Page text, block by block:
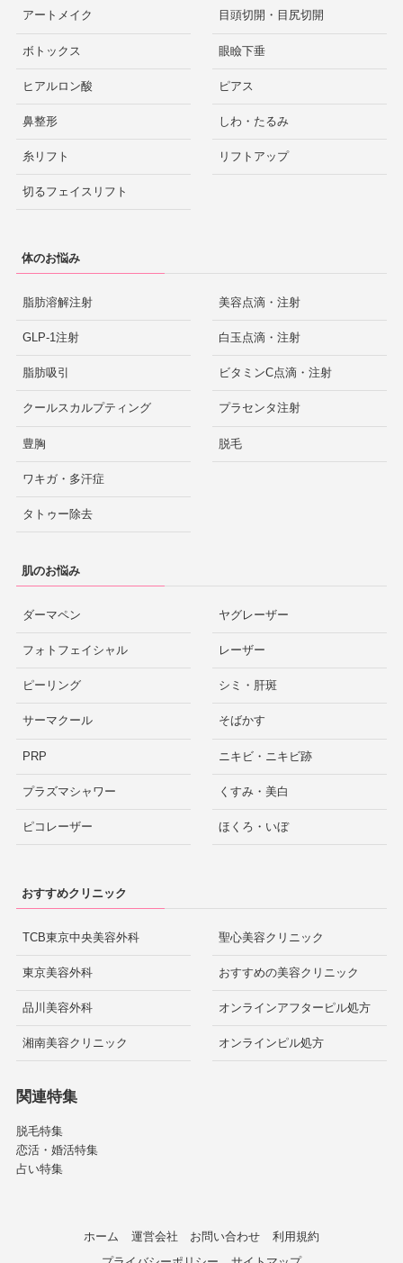
アートメイク
ボトックス
ヒアルロン酸
鼻整形
糸リフト
切るフェイスリフト
目頭切開・目尻切開
眼瞼下垂
ピアス
しわ・たるみ
リフトアップ
体のお悩み
脂肪溶解注射
GLP-1注射
脂肪吸引
クールスカルプティング
豊胸
ワキガ・多汗症
タトゥー除去
美容点滴・注射
白玉点滴・注射
ビタミンC点滴・注射
プラセンタ注射
脱毛
肌のお悩み
ダーマペン
フォトフェイシャル
ピーリング
サーマクール
PRP
プラズマシャワー
ピコレーザー
ヤグレーザー
レーザー
シミ・肝斑
そばかす
ニキビ・ニキビ跡
くすみ・美白
ほくろ・いぼ
おすすめクリニック
TCB東京中央美容外科
東京美容外科
品川美容外科
湘南美容クリニック
聖心美容クリニック
おすすめの美容クリニック
オンラインアフターピル処方
オンラインピル処方
関連特集
脱毛特集
恋活・婚活特集
占い特集
ホーム 運営会社 お問い合わせ
利用規約